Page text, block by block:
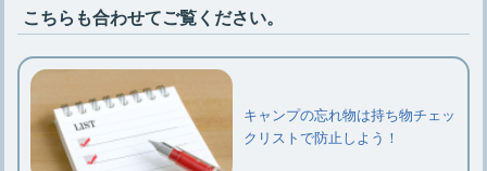
こちらも合わせてご覧ください。
キャンプの忘れ物は持ち物チェッ
クリストで防止しよう！